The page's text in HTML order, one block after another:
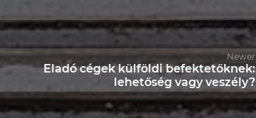
Newer
Eladó cégek külföldi befektetőknek:
lehetőség vagy veszély?